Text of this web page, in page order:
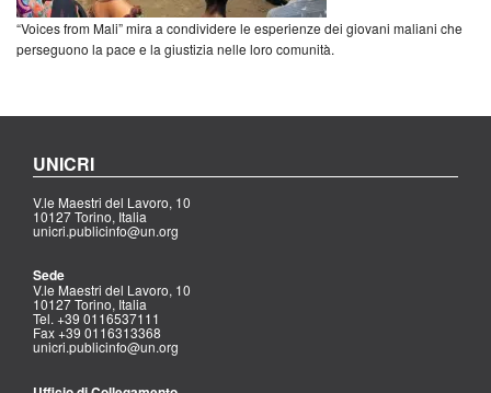
“Voices from Mali” mira a condividere le esperienze dei giovani maliani che
perseguono la pace e la giustizia nelle loro comunità.
UNICRI
V.le Maestri del Lavoro, 10
10127 Torino, Italia
unicri.publicinfo@un.org
Sede
V.le Maestri del Lavoro, 10
10127 Torino, Italia
Tel. +39 0116537111
Fax +39 0116313368
unicri.publicinfo@un.org